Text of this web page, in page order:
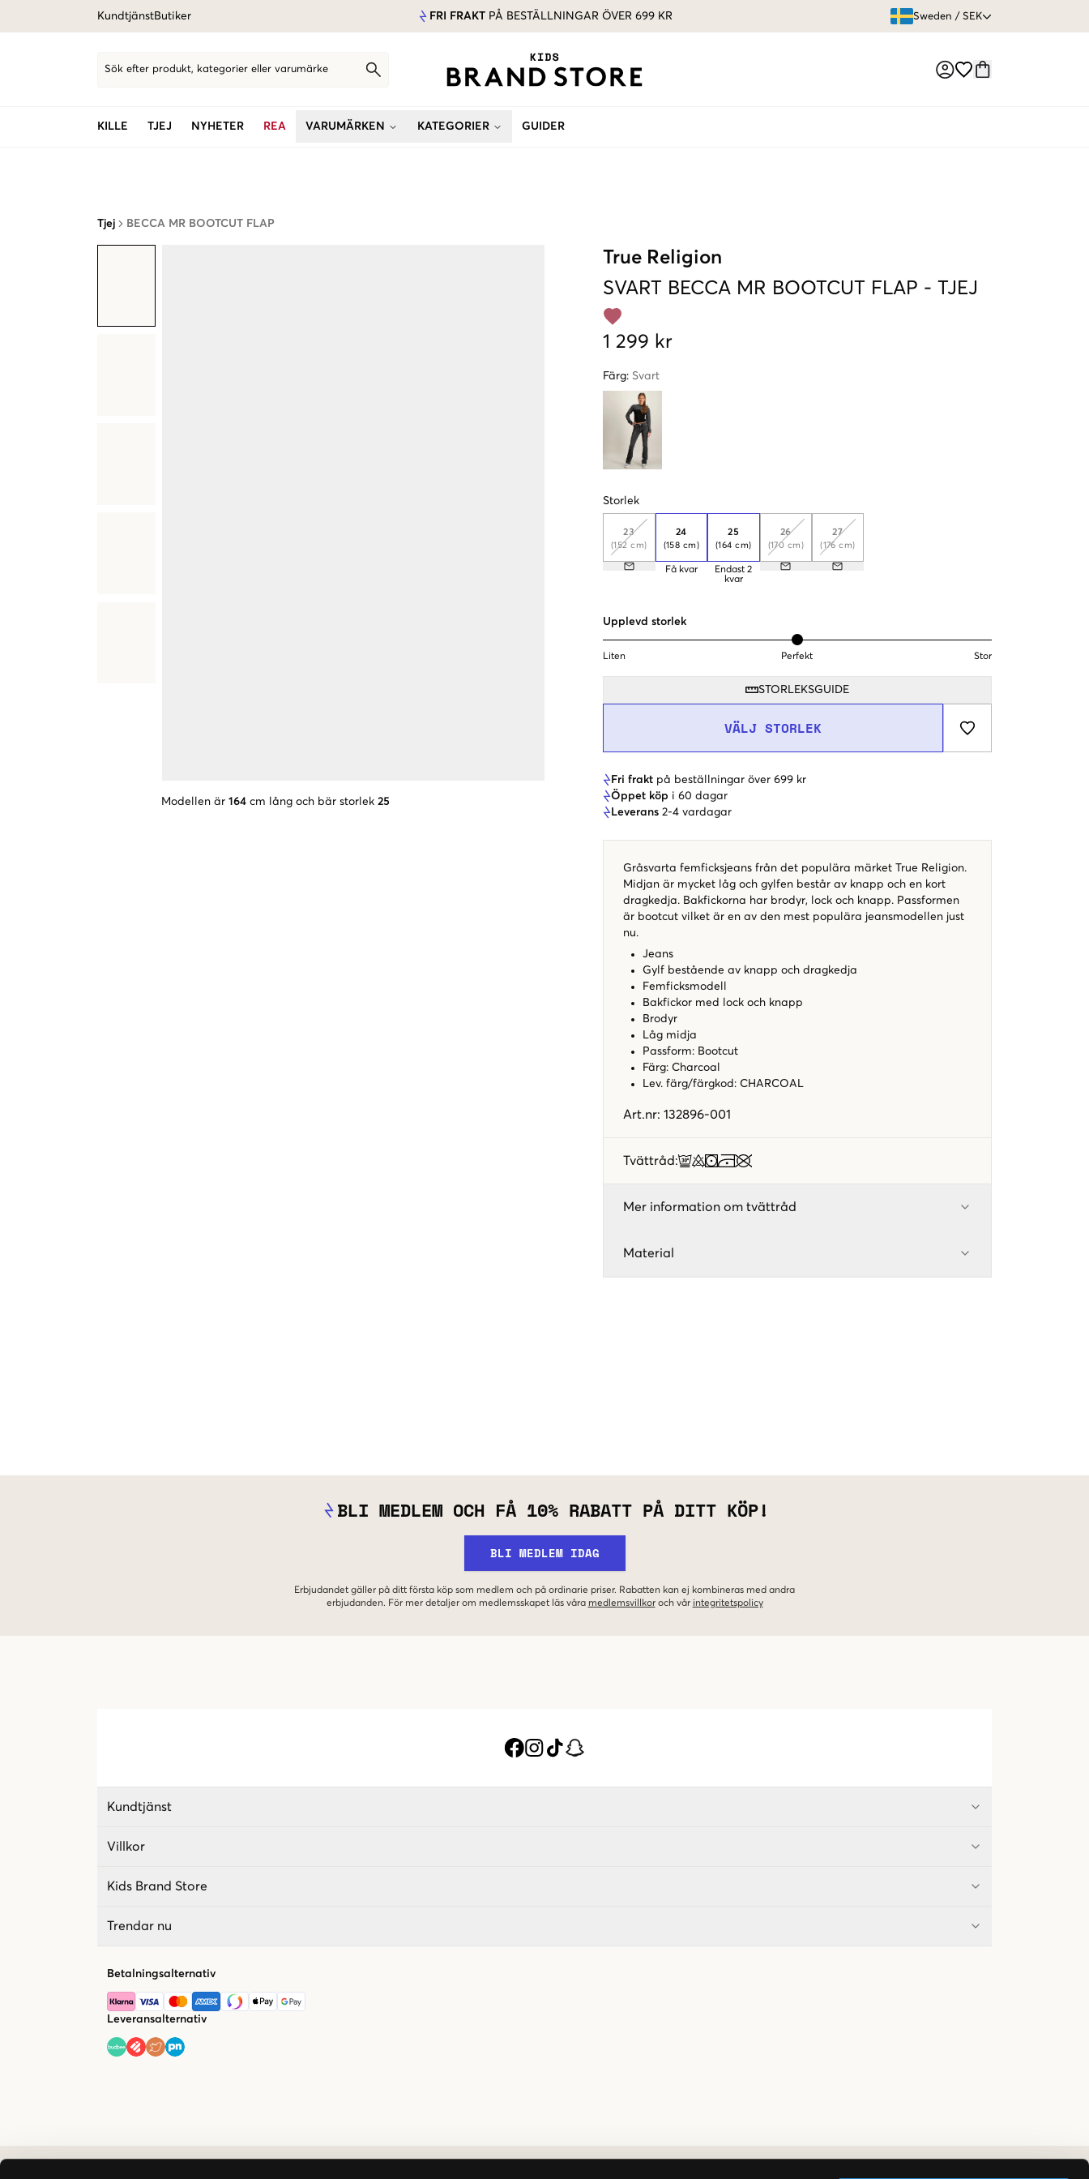
KundtjänstButiker FRI FRAKT PÅ BESTÄLLNINGAR ÖVER 699 KR Sweden / SEK
Sök efter produkt, kategorier eller varumärke
KILLE TJEJ NYHETER REA VARUMÄRKEN KATEGORIER GUIDER
Tjej BECCA MR BOOTCUT FLAP
Modellen är 164 cm lång och bär storlek 25
True Religion
SVART BECCA MR BOOTCUT FLAP - TJEJ
1 299 kr
Färg: Svart
Storlek
23
(152 cm)
24
(158 cm)
Få kvar
25
(164 cm)
Endast 2
kvar
26
(170 cm)
27
(176 cm)
Upplevd storlek
Liten Perfekt Stor
STORLEKSGUIDE
VÄLJ STORLEK
Fri frakt på beställningar över 699 kr
Öppet köp i 60 dagar
Leverans 2-4 vardagar
Gråsvarta femficksjeans från det populära märket True Religion.
Midjan är mycket låg och gylfen består av knapp och en kort
dragkedja. Bakfickorna har brodyr, lock och knapp. Passformen
är bootcut vilket är en av den mest populära jeansmodellen just
nu.
Jeans
Gylf bestående av knapp och dragkedja
Femficksmodell
Bakfickor med lock och knapp
Brodyr
Låg midja
Passform: Bootcut
Färg: Charcoal
Lev. färg/färgkod : CHARCOAL
Art.nr: 132896-001
Tvättråd:
Mer information om tvättråd
Material
BLI MEDLEM OCH FÅ 10% RABATT PÅ DITT KÖP!
BLI MEDLEM IDAG
Erbjudandet gäller på ditt första köp som medlem och på ordinarie priser. Rabatten kan ej kombineras med andra
erbjudanden. För mer detaljer om medlemsskapet läs våra medlemsvillkor och vår integritetspolicy
Kundtjänst
Villkor
Kids Brand Store
Trendar nu
Betalningsalternativ
Leveransalternativ